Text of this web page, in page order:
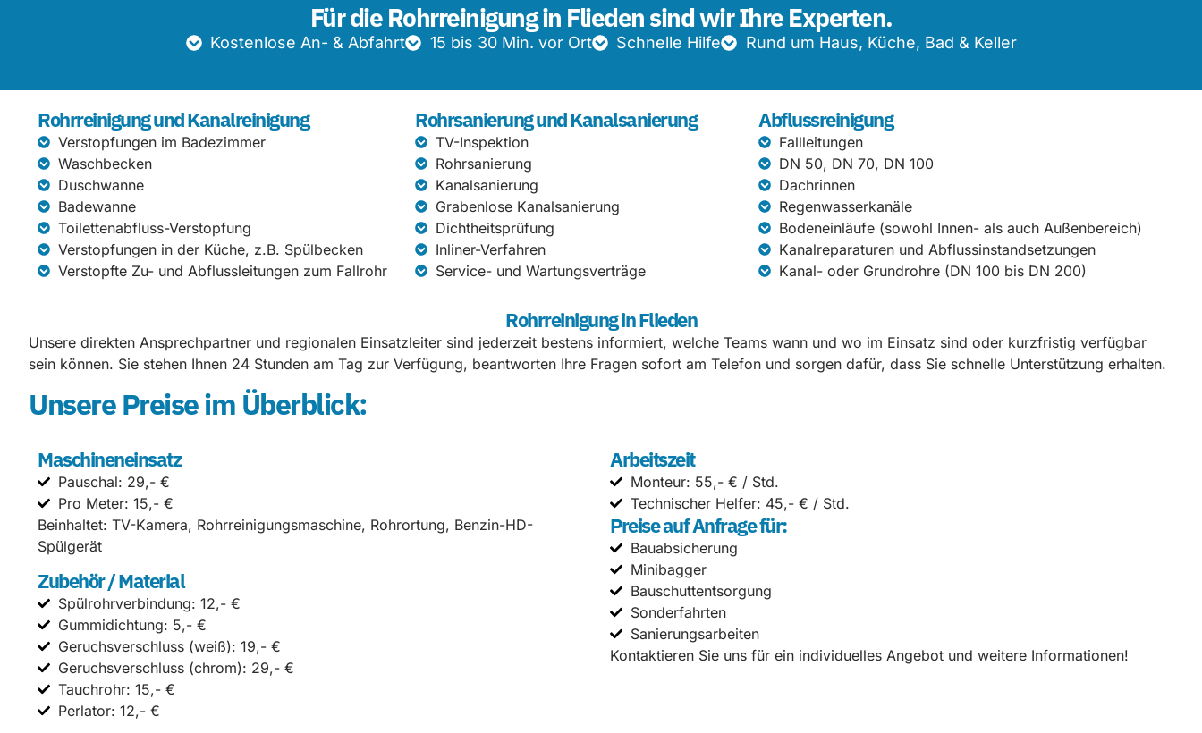
Für die Rohrreinigung in Flieden sind wir Ihre Experten.
Kostenlose An- & Abfahrt 15 bis 30 Min. vor Ort Schnelle Hilfe Rund um Haus, Küche, Bad & Keller
Rohrreinigung und Kanalreinigung
Verstopfungen im Badezimmer
Waschbecken
Duschwanne
Badewanne
Toilettenabfluss-Verstopfung
Verstopfungen in der Küche, z.B. Spülbecken
Verstopfte Zu- und Abflussleitungen zum Fallrohr
Rohrsanierung und Kanalsanierung
TV-Inspektion
Rohrsanierung
Kanalsanierung
Grabenlose Kanalsanierung
Dichtheitsprüfung
Inliner-Verfahren
Service- und Wartungsverträge
Abflussreinigung
Fallleitungen
DN 50, DN 70, DN 100
Dachrinnen
Regenwasserkanäle
Bodeneinläufe (sowohl Innen- als auch Außenbereich)
Kanalreparaturen und Abflussinstandsetzungen
Kanal- oder Grundrohre (DN 100 bis DN 200)
Rohrreinigung in Flieden
Unsere direkten Ansprechpartner und regionalen Einsatzleiter sind jederzeit bestens informiert, welche Teams wann und wo im Einsatz sind oder kurzfristig verfügbar
sein können. Sie stehen Ihnen 24 Stunden am Tag zur Verfügung, beantworten Ihre Fragen sofort am Telefon und sorgen dafür, dass Sie schnelle Unterstützung erhalten.
Unsere Preise im Überblick:
Maschineneinsatz
Pauschal: 29,- €
Pro Meter: 15,- €
Beinhaltet: TV-Kamera, Rohrreinigungsmaschine, Rohrortung, Benzin-HD-
Spülgerät
Zubehör / Material
Spülrohrverbindung: 12,- €
Gummidichtung: 5,- €
Geruchsverschluss (weiß): 19,- €
Geruchsverschluss (chrom): 29,- €
Tauchrohr: 15,- €
Perlator: 12,- €
Arbeitszeit
Monteur: 55,- € / Std.
Technischer Helfer: 45,- € / Std.
Preise auf Anfrage für:
Bauabsicherung
Minibagger
Bauschuttentsorgung
Sonderfahrten
Sanierungsarbeiten
Kontaktieren Sie uns für ein individuelles Angebot und weitere Informationen!